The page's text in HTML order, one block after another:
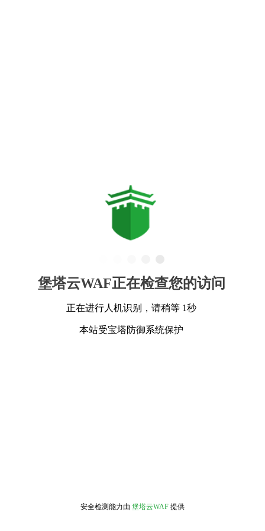
堡塔云WAF正在检查您的访问
正在进行人机识别，请稍等 1秒
本站受宝塔防御系统保护
安全检测能力由 堡塔云WAF 提供